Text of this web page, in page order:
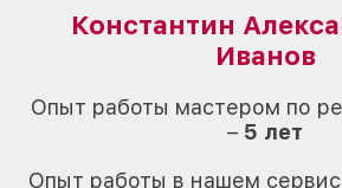
Константин
Иванов
Опыт работы мастером по
– 5 лет
Опыт работы в нашем